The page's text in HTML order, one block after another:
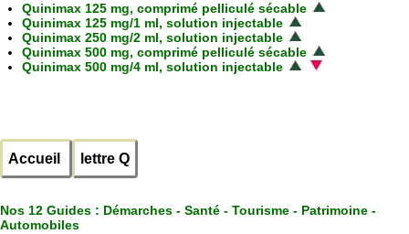
Quinimax 125 mg, comprimé pelliculé sécable
Quinimax 125 mg/1 ml, solution injectable
Quinimax 250 mg/2 ml, solution injectable
Quinimax 500 mg, comprimé pelliculé sécable
Quinimax 500 mg/4 ml, solution injectable
Accueil lettre Q
Nos 12 Guides : Démarches - Santé - Tourisme - Patrimoine -
Automobiles